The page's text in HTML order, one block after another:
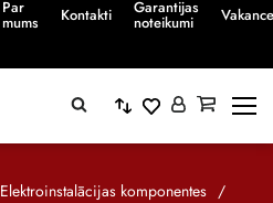
Par
mums Kontakti Garantijas
noteikumi
Elektroinstalācijas komponentes /